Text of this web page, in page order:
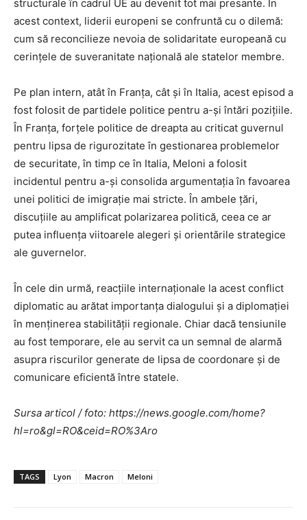
structurale în cadrul UE au devenit tot mai presante. În
acest context, liderii europeni se confruntă cu o dilemă:
cum să reconcilieze nevoia de solidaritate europeană cu
cerințele de suveranitate națională ale statelor membre.
Pe plan intern, atât în Franța, cât și în Italia, acest episod a
fost folosit de partidele politice pentru a-și întări pozițiile.
În Franța, forțele politice de dreapta au criticat guvernul
pentru lipsa de rigurozitate în gestionarea problemelor
de securitate, în timp ce în Italia, Meloni a folosit
incidentul pentru a-și consolida argumentația în favoarea
unei politici de imigrație mai stricte. În ambele țări,
discuțiile au amplificat polarizarea politică, ceea ce ar
putea influența viitoarele alegeri și orientările strategice
ale guvernelor.
În cele din urmă, reacțiile internaționale la acest conflict
diplomatic au arătat importanța dialogului și a diplomației
în menținerea stabilității regionale. Chiar dacă tensiunile
au fost temporare, ele au servit ca un semnal de alarmă
asupra riscurilor generate de lipsa de coordonare și de
comunicare eficientă între statele.
Sursa articol / foto: https://news.google.com/home?
hl=ro&gl=RO&ceid=RO%3Aro
TAGS Lyon Macron Meloni